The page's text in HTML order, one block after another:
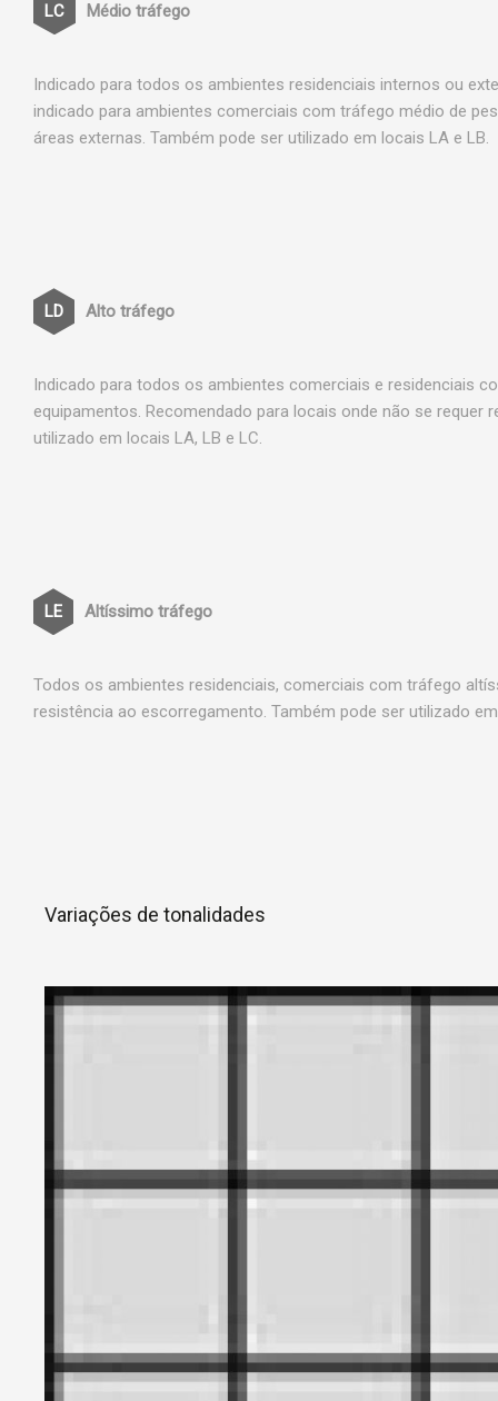
Médio tráfego
Indicado para todos os ambientes residenciais internos ou
indicado para ambientes comerciais com tráfego médio de
áreas externas. Também pode ser utilizado em locais LA e LB.
Alto tráfego
Indicado para todos os ambientes comerciais e residenciais
equipamentos. Recomendado para locais onde não se
utilizado em locais LA, LB e LC.
Altíssimo tráfego
Todos os ambientes residenciais, comerciais com tráfego
resistência ao escorregamento. Também pode ser utilizado em
Variações de tonalidades